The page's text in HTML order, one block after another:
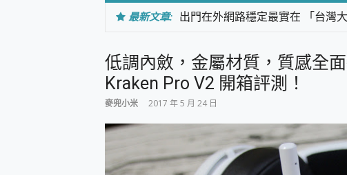
最新文章: 出門在外網路穩定最實在 「台灣
專為 PC上的 XBOX和掌機設計的
台灣製攝影機在這裡，100%全無
測
電力超超超持久 MSI 微星
超懂拍、耐用 AI 街拍機~ realme
防窺黑科技 Galaxy S26 Ultra系
AI 支付 一錶搞定大小事 Xiaomi
超驚艷 讓人一眼就愛上 LENOVO
低調內斂，金屬材質，質感全
Kraken Pro V2 開箱評測！
麥兜小米 2017 年 5 月 24 日